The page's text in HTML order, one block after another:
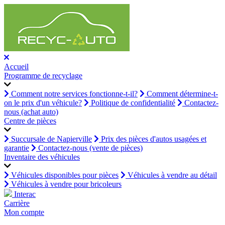
Accueil
Programme de recyclage
Comment notre services fonctionne-t-il?
Comment détermine-t-
on le prix d'un véhicule?
Politique de confidentialité
Contactez-
nous (achat auto)
Centre de pièces
Succursale de Napierville
Prix des pièces d'autos usagées et
garantie
Contactez-nous (vente de pièces)
Inventaire des véhicules
Véhicules disponibles pour pièces
Véhicules à vendre au détail
Véhicules à vendre pour bricoleurs
Interac
Carrière
Mon compte